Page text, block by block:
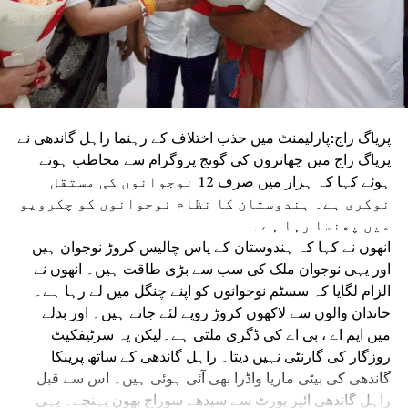
پریاگ راج:پارلیمنٹ میں حذب اختلاف کے رہنما راہل گاندھی نے
پریاگ راج میں چھاتروں کی گونج پروگرام سے مخاطب ہوتے
ہوئے کہا کہ ہزار میں صرف 12 نوجوانوں کی مستقل
نوکری ہے۔ ہندوستان کا نظام نوجوانوں کو چکرویو
میں پھنسا رہا ہے۔
انھوں نے کہا کہ ہندوستان کے پاس چالیس کروڑ نوجوان ہیں
اور یہی نوجوان ملک کی سب سے بڑی طاقت ہیں۔ انھوں نے
الزام لگایا کہ سسٹم نوجوانوں کو اپنے چنگل میں لے رہا ہے۔
خاندان والوں سے لاکھوں کروڑ روپے لئے جاتے ہیں۔ اور بدلے
میں ایم اے ، بی اے کی ڈگری ملتی ہے۔لیکن یہ سرٹیفکیٹ
روزگار کی گارنٹی نہیں دیتا۔ راہل گاندھی کے ساتھ پرینکا
گاندھی کی بیٹی ماریا واڈرا بھی آئی ہوئی ہیں۔ اس سے قبل
راہل گاندھی ائیر پورٹ سے سیدھے سوراج بھون پہنچے۔ یہی